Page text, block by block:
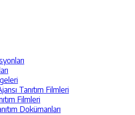
Tanıtım Filmleri
Filmleri
Dokümanları